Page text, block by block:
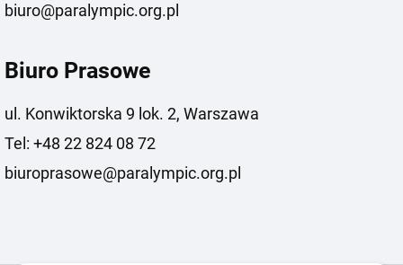
biuro@paralympic.org.pl
Biuro Prasowe
ul. Konwiktorska 9 lok. 2, Warszawa
Tel: +48 22 824 08 72
biuroprasowe@paralympic.org.pl